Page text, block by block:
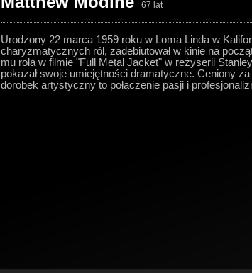
67 lat
Urodzony 22 marca 1959 roku w Loma Linda w
charyzmatycznych ról, zadebiutował w kinie na
mu rola w filmie "Full Metal Jacket" w reżyserii
pokazał swoje umiejętności dramatyczne. Ceniony
dorobek artystyczny to połączenie pasji i